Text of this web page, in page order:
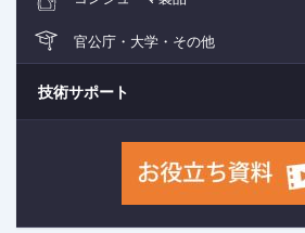
官公庁・大学・その他
技術サポート